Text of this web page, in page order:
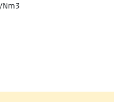
Nm3